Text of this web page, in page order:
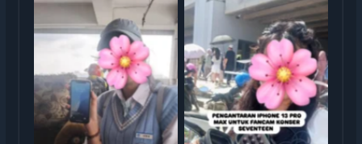
rental iphone jakarta rental iphone jakarta